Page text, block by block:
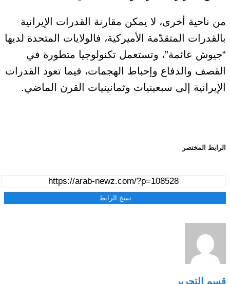
من ناحية أخرى، لا يمكن مقارنة القدرات الإيرانية
بالقدرات المتقدّمة الأميركية، فالولايات المتحدة لديها
“جيوش عائمة”، وتستعمل تكنولوجيا متطورة في
القصف والدفاع وإحباط الهجمات، فيما تعود القدرات
الإيرانية إلى سبعينيات وثمانينيات القرن الماضي.
الرابط المختصر
نسخ الرابط
قسم التحرير